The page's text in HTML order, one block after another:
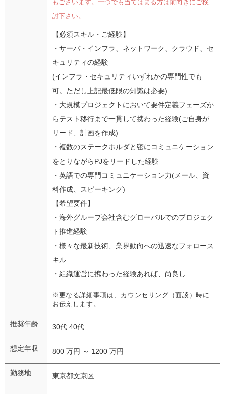
もございます。一つでも当てはまる方は前向きにご検
討下さい。
【必須スキル・ご経験】
・サーバ・インフラ、ネットワーク、クラウド、セ
キュリティの経験
(インフラ・セキュリティいずれかの専門性でも
可。ただし上記最低限の知識は必要)
・大規模プロジェクトにおいて要件定義フェーズか
らテスト移行まで一貫して携わった経験(ご自身が
リード、計画を作成)
・複数のステークホルダと密にコミュニケーション
をとりながらPJをリードした経験
・英語での専門コミュニケーション力(メール、資
料作成、スピーキング)
【希望要件】
・海外グループ会社含むグローバルでのプロジェク
ト推進経験
・様々な最新技術、業界動向への迅速なフォロース
キル
・組織運営に携わった経験あれば、尚良し
※更なる詳細事項は、カウンセリング（面談）時に
お伝えします。
推奨年齢 30代 40代
想定年収 800 万円 ～ 1200 万円
勤務地 東京都文京区